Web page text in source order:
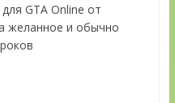
GTA Online от
желанное и обычно